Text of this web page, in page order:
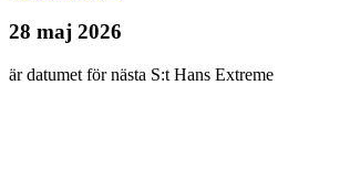
28 maj 2026
är datumet för nästa S:t Hans Extreme